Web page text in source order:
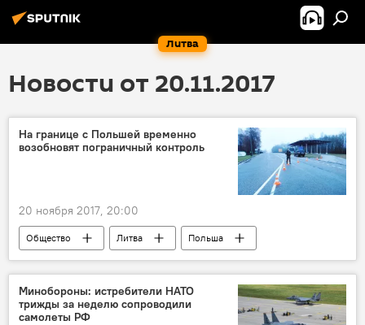
Литва
Новости от 20.11.2017
На границе с Польшей временно
возобновят пограничный контроль
20 ноября 2017, 20:00
Общество Литва
Польша
Государственная пограничная служба
Минобороны: истребители НАТО
трижды за неделю сопроводили
самолеты РФ